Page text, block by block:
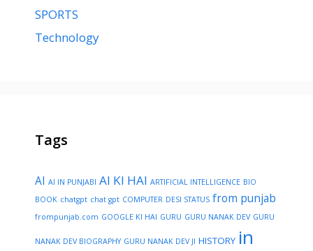
SPORTS
Technology
Tags
AI AI IN PUNJABI AI KI HAI ARTIFICIAL INTELLIGENCE BIO
BOOK chatgpt chat gpt COMPUTER DESI STATUS from punjab
frompunjab.com GOOGLE KI HAI GURU GURU NANAK DEV GURU
NANAK DEV BIOGRAPHY GURU NANAK DEV JI HISTORY in